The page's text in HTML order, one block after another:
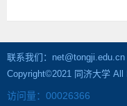
联系我们：net@tongji.edu.cn
Copyright©2021 同济大学 All
访问量： 00026366